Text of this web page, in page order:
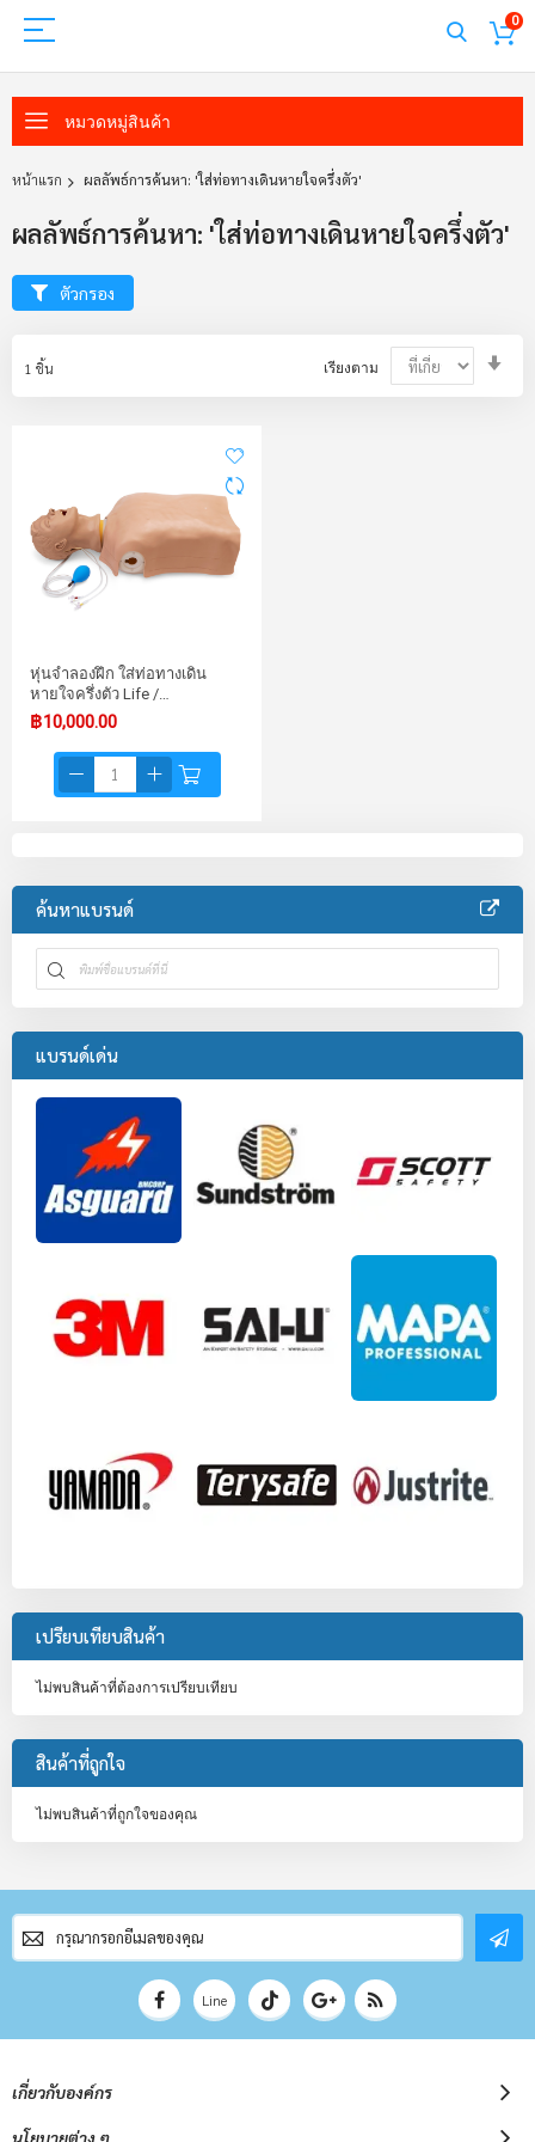
0
หมวดหมู่สินค้า
หน้าแรก ผลลัพธ์การค้นหา: 'ใส่ท่อทางเดินหายใจครึ่งตัว'
ผลลัพธ์การค้นหา: 'ใส่ท่อทางเดินหายใจครึ่งตัว'
1 ชิ้น เรียงตาม
หุ่นจำลองฝึก ใส่ท่อทางเดิน
หายใจครึ่งตัว Life /…
฿10,000.00
ตัวกรอง
ค้นหาแบรนด์
แบรนด์เด่น
เปรียบเทียบสินค้า
ไม่พบสินค้าที่ต้องการเปรียบเทียบ
สินค้าที่ถูกใจ
ไม่พบสินค้าที่ถูกใจของคุณ
สมัคร
สมาชิก
จดหมาย
Line
เกี่ยวกับองค์กร
นโยบายต่าง ๆ